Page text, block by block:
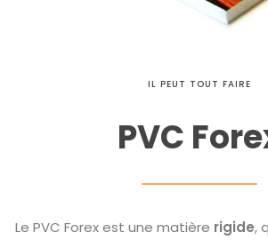
IL PEUT TOUT FAIRE
PVC
Le PVC Forex est une matière rigide,